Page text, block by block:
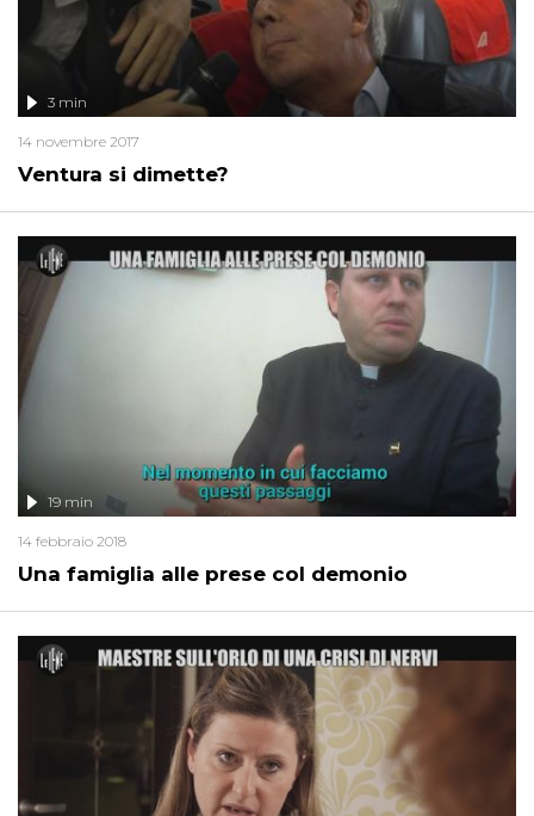
Ventura si dimette?
3 min
14 novembre 2017
Una famiglia alle prese col demonio
19 min
14 febbraio 2018